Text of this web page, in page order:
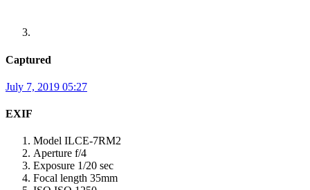
Captured
July 7, 2019 05:27
EXIF
Model ILCE-7RM2
Aperture f/4
Exposure 1/20 sec
Focal length 35mm